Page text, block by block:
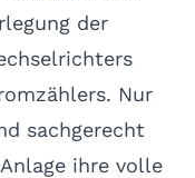
der
Nur
sachgerecht
ihre volle